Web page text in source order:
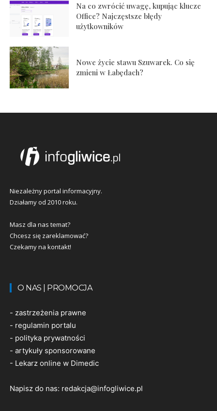
Na co zwrócić uwagę, kupując klucze
Office? Najczęstsze błędy
użytkowników
Nowe życie stawu Szuwarek. Co się
zmieni w Łabędach?
Niezależny portal informacyjny.
Działamy od 2010 roku.
Masz dla nas temat?
Chcesz się zareklamować?
Czekamy na kontakt!
O NAS | PROMOCJA
- zastrzeżenia prawne
- regulamin portalu
- polityka prywatności
- artykuły sponsorowane
- Lekarz online w Dimedic
Napisz do nas: redakcja@infogliwice.pl